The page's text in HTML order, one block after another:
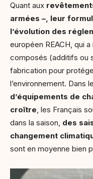
Quant aux
armées –, leur
l’évolution des
européen REACH, qui
composés (additifs ou
fabrication pour
l’environnement. Dans
d’équipements de
croître, les Français
dans la saison, des
changement
sont en moyenne bien